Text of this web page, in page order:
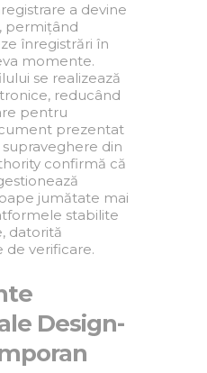
a devine
permițând
înregistrări în
momente.
se realizează
reducând
pentru
prezentat
din
confirmă că
jumătate mai
stabilite
datorită
de verificare.
Design-